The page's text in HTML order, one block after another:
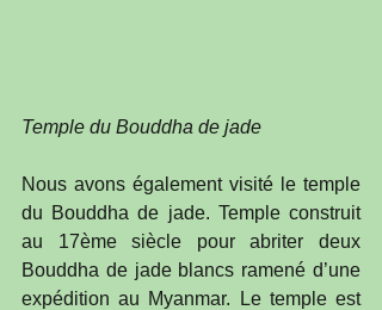
Temple du Bouddha de jade
Nous avons également visité le temple
du Bouddha de jade. Temple construit
au 17ème siècle pour abriter deux
Bouddha de jade blancs ramené d’une
expédition au Myanmar. Le temple est